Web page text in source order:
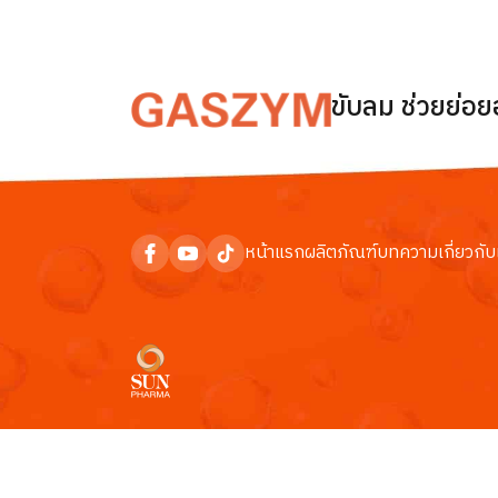
ขับลม ช่วยย่อ
หน้าแรกผลิตภัณฑ์บทความเกี่ยวกับ